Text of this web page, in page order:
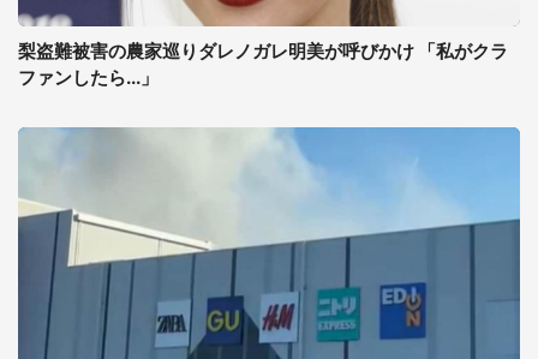
梨盗難被害の農家巡りダレノガレ明美が呼びかけ 「私がクラ
ファンしたら...」